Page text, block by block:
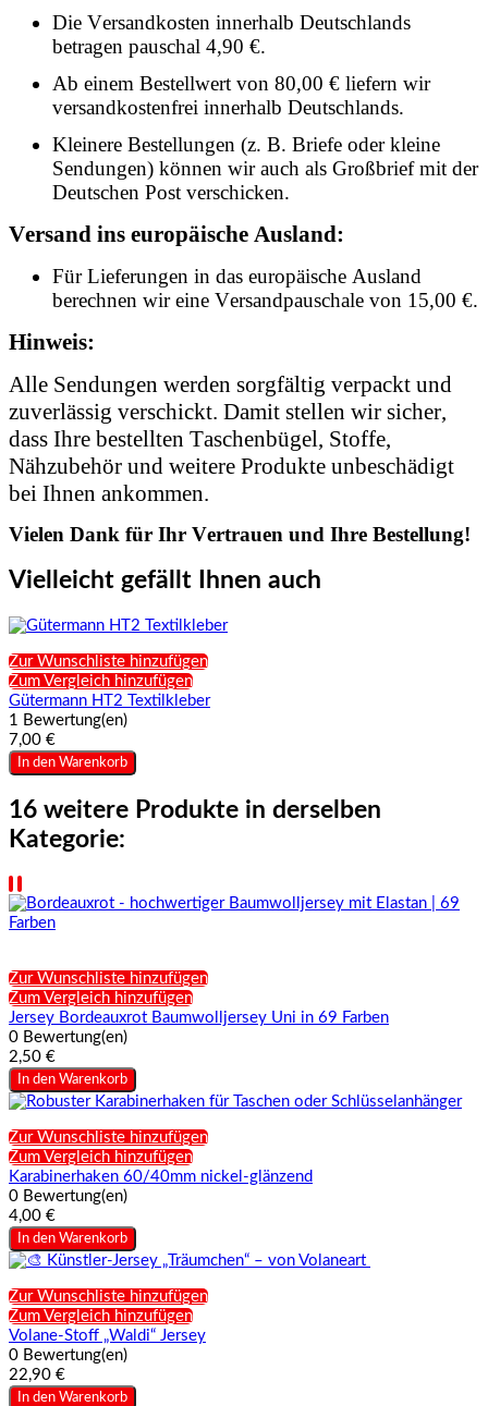
Die Versandkosten innerhalb Deutschlands
betragen pauschal 4,90 €.
Ab einem Bestellwert von 80,00 € liefern wir
versandkostenfrei innerhalb Deutschlands.
Kleinere Bestellungen (z. B. Briefe oder kleine
Sendungen) können wir auch als Großbrief mit der
Deutschen Post verschicken.
Versand ins europäische Ausland:
Für Lieferungen in das europäische Ausland
berechnen wir eine Versandpauschale von 15,00 €.
Hinweis:
Alle Sendungen werden sorgfältig verpackt und
zuverlässig verschickt. Damit stellen wir sicher,
dass Ihre bestellten Taschenbügel, Stoffe,
Nähzubehör und weitere Produkte unbeschädigt
bei Ihnen ankommen.
Vielen Dank für Ihr Vertrauen und Ihre Bestellung!
Vielleicht gefällt Ihnen auch
Zur Wunschliste hinzufügen
Zum Vergleich hinzufügen
Gütermann HT2 Textilkleber
1 Bewertung(en)
7,00 €
In den Warenkorb
16 weitere Produkte in derselben
Kategorie:
Zur Wunschliste hinzufügen
Zum Vergleich hinzufügen
Jersey Bordeauxrot Baumwolljersey Uni in 69 Farben
0 Bewertung(en)
2,50 €
In den Warenkorb
Zur Wunschliste hinzufügen
Zum Vergleich hinzufügen
Karabinerhaken 60/40mm nickel-glänzend
0 Bewertung(en)
4,00 €
In den Warenkorb
Zur Wunschliste hinzufügen
Zum Vergleich hinzufügen
Volane-Stoff „Waldi“ Jersey
0 Bewertung(en)
22,90 €
In den Warenkorb